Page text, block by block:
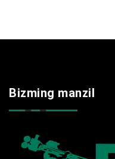
Bizming manzil